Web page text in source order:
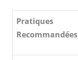
Pratiques
Recommandées